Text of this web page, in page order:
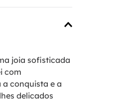
joia sofisticada
com
conquista e a
delicados